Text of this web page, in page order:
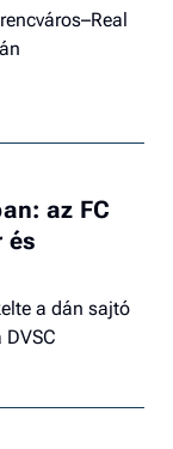
az FC
és
a dán sajtó